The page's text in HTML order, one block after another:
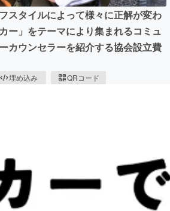
スタイルによって様々に正解が変わ
ー」をテーマにより集まれるコミュ
カウンセラーを紹介する協会設立費
埋め込み QRコード